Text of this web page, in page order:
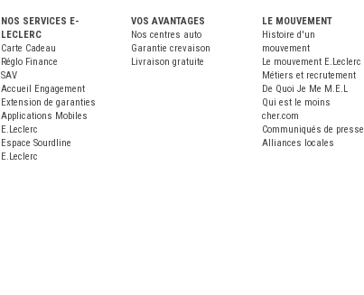
NOS SERVICES E-
LECLERC
Carte Cadeau
Réglo Finance
SAV
Accueil Engagement
Extension de garanties
Applications Mobiles
E.Leclerc
Espace Sourdline
E.Leclerc
VOS AVANTAGES
Nos centres auto
Garantie crevaison
Livraison gratuite
LE MOUVEMENT
Histoire d'un
mouvement
Le mouvement E.Leclerc
Métiers et recrutement
De Quoi Je Me M.E.L
Qui est le moins
cher.com
Communiqués de presse
Alliances locales